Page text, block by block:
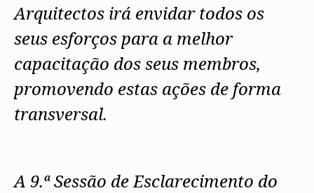
Arquitectos irá envidar todos os
seus esforços para a melhor
capacitação dos seus membros,
promovendo estas ações de forma
transversal.
A 9.ª Sessão de Esclarecimento do